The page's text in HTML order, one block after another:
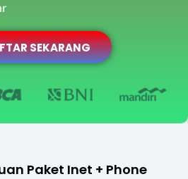
SEKARANG
Paket Inet + Phone